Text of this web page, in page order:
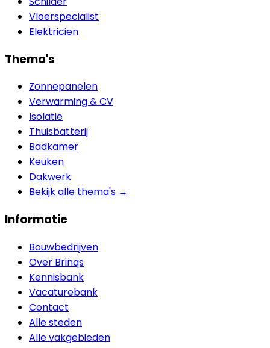
Vloerspecialist
Elektricien
Thema's
Zonnepanelen
Verwarming & CV
Isolatie
Thuisbatterij
Badkamer
Keuken
Dakwerk
Bekijk alle thema's →
Informatie
Bouwbedrijven
Over Brinqs
Kennisbank
Vacaturebank
Contact
Alle steden
Alle vakgebieden